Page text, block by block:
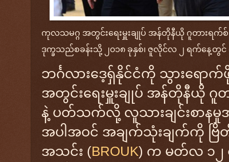
ကုလသမဂ္ဂ အတွင်းရေးမှူးချုပ် အန်တိုနီယို ဂူတားရက်စ်
ဒုက္ခသည်စခန်းသို့ ၂၀၁၈ ခုနှစ်၊ ဇူလိုင်လ ၂ ရက်နေ့တွင်
ဘင်္ဂလားဒေ့ရှ်နိုင်ငံကို သွားရော
အတွင်းရေးမှူးချုပ် အန်တိုနီယို
နဲ့ ပတ်သက်လို့ လူသားချင်းစာန
အပါအဝင် အချက်သုံးချက်ကို ဗြိတိ
အသင်း (BROUK) က မတ်လ ၁၂